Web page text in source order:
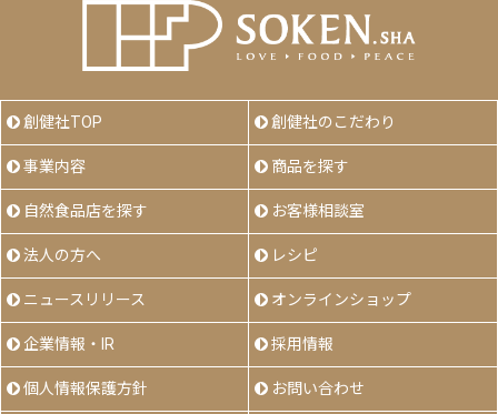
創健社TOP 創健社のこだわり
事業内容 商品を探す
自然食品店を探す お客様相談室
法人の方へ レシピ
ニュースリリース オンラインショップ
企業情報・IR 採用情報
個人情報保護方針 お問い合わせ